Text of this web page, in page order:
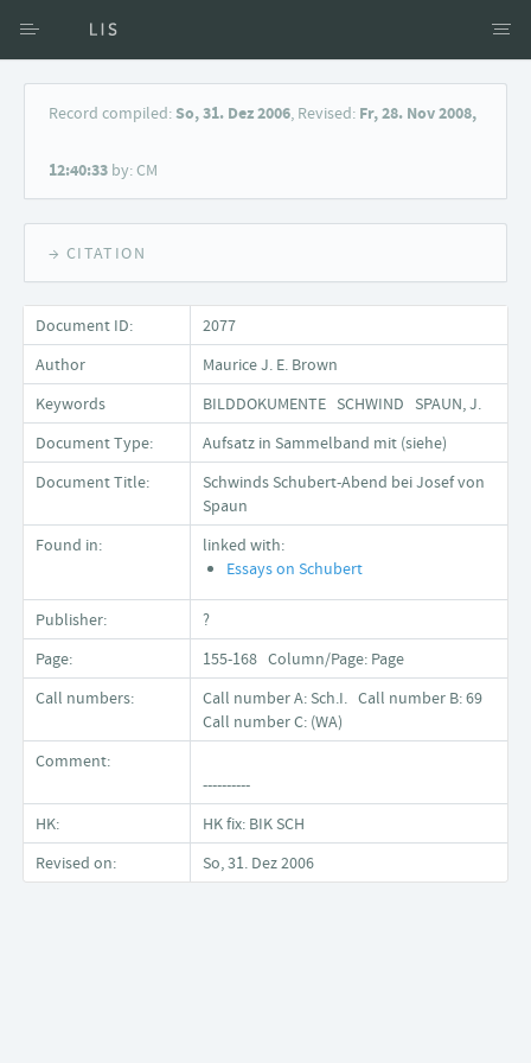
Access via Author
Keyword Search
Record compiled:So, 31. Dez 2006, Revised: Fr, 28. Nov 2008,
12:40:33 by: CM
→ CITATION
Document ID:
2077
Author
Maurice J. E. Brown
Keywords
BILDDOKUMENTE SCHWIND SPAUN, J.
Document Type:
Aufsatz in Sammelband mit (siehe)
Document Title:
Schwinds Schubert-Abend bei Josef von
Spaun
Found in:
linked with:
Essays on Schubert
Publisher:
?
Page:
155-168 Column/Page: Page
Call numbers:
Call number A: Sch.I. Call number B: 69
Call number C: (WA)
Comment:
----------
HK:
HK fix: BIK SCH
Revised on:
So, 31. Dez 2006